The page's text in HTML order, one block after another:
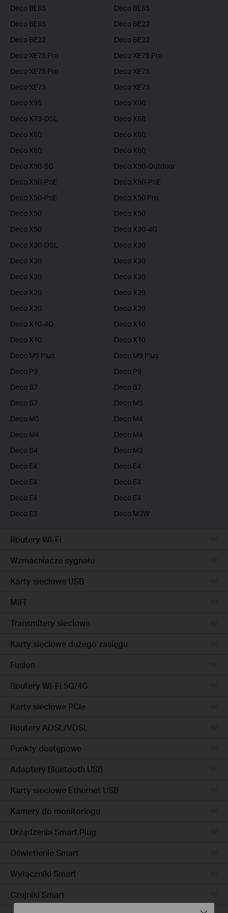
Deco BE65
Deco BE65
Deco BE65
Deco BE22
Deco BE22
Deco BE22
Deco XE75 Pro
Deco XE75 Pro
Deco XE75 Pro
Deco XE75
Deco XE75
Deco XE75
Deco X95
Deco X90
Deco X73-DSL
Deco X68
Deco X60
Deco X60
Deco X60
Deco X60
Deco X50-5G
Deco X50-Outdoor
Deco X50-PoE
Deco X50-PoE
Deco X50-PoE
Deco X50 Pro
Deco X50
Deco X50
Deco X50
Deco X20-4G
Deco X20-DSL
Deco X20
Deco X20
Deco X20
Deco X20
Deco X20
Deco X20
Deco X20
Deco X20
Deco X20
Deco X10-4G
Deco X10
Deco X10
Deco X10
Deco M9 Plus
Deco M9 Plus
Deco P9
Deco P9
Deco S7
Deco S7
Deco S7
Deco M5
Deco M5
Deco M4
Deco M4
Deco M4
Deco S4
Deco M3
Deco E4
Deco E4
Deco E4
Deco E4
Deco E4
Deco E4
Deco E3
Deco M3W
Routery Wi-Fi
Wzmacniacze sygnału
Karty sieciowe USB
MiFi
Transmitery sieciowe
Karty sieciowe dużego zasięgu
Fusion
Routery Wi-Fi 5G/4G
Karty sieciowe PCIe
Routery ADSL/VDSL
Punkty dostępowe
Adaptery Bluetooth USB
Karty sieciowe Ethernet USB
Kamery do monitoringu
Urządzenia Smart Plug
Oświetlenie Smart
Wyłączniki Smart
Czujniki Smart